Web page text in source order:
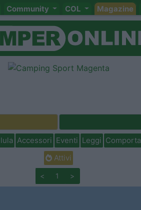
Community COL Magazine
Accessori Eventi Leggi
Attivi
< 1 >